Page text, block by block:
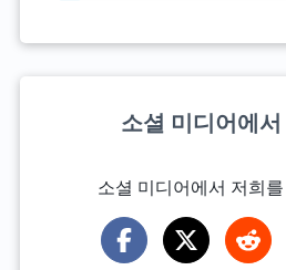
소셜 미디어에
소셜 미디어에서 저희